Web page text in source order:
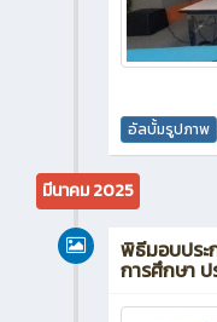
อัลบั้มรูปภาพ
มีนาคม 2025
พิธีมอบประ
การศึกษา ป